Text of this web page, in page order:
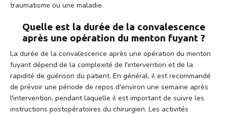
traumatisme ou une maladie.
Quelle est la durée de la convalescence
après une opération du menton fuyant ?
La durée de la convalescence après une opération du menton
fuyant dépend de la complexité de l'intervention et de la
rapidité de guérison du patient. En général, il est recommandé
de prévoir une période de repos d'environ une semaine après
l'intervention, pendant laquelle il est important de suivre les
instructions postopératoires du chirurgien. Les activités